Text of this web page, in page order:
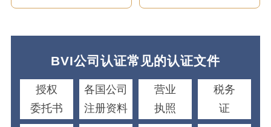
BVI公司认证常见的认证文件
授权
委托书
各国公司
注册资料
营业
执照
税务
证